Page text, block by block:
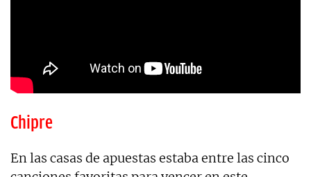
Chipre
En las casas de apuestas estaba entre las cinco